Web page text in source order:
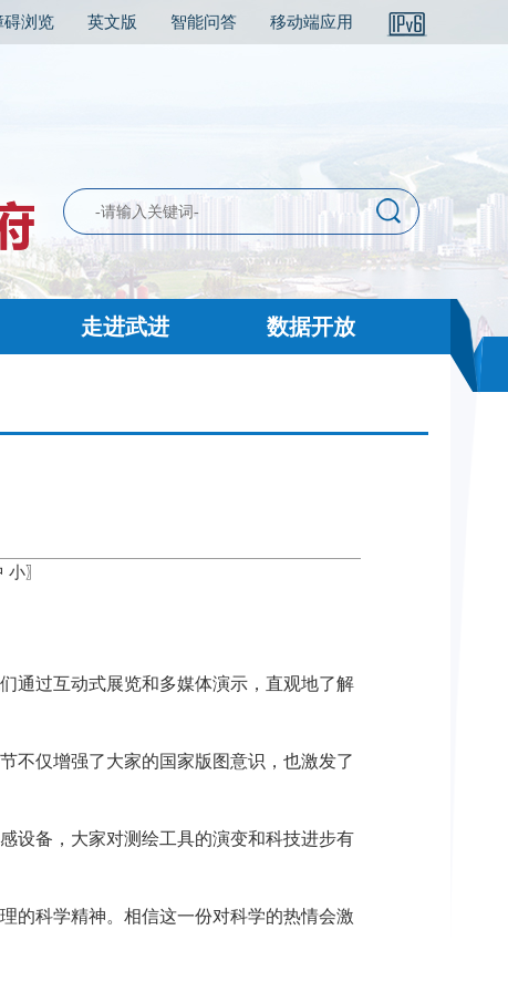
碍浏览 英文版 智能问答 移动端应用
走进武进 数据开放
小〗
通过互动式展览和多媒体演示，直观地了解
不仅增强了大家的国家版图意识，也激发了
设备，大家对测绘工具的演变和科技进步有
的科学精神。相信这一份对科学的热情会激